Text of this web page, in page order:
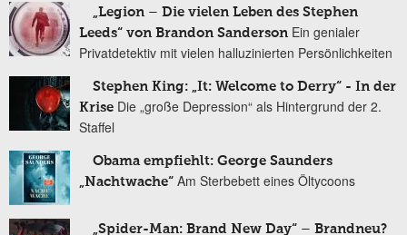
„Legion – Die vielen Leben des Stephen
Leeds“ von Brandon Sanderson Ein genialer
Privatdetektiv mit vielen halluzinierten Persönlichkeiten
Stephen King: „It: Welcome to Derry“ - In der
Krise Die „große Depression“ als Hintergrund der 2.
Staffel
Obama empfiehlt: George Saunders
„Nachtwache“ Am Sterbebett eines Öltycoons
„Spider-Man: Brand New Day“ – Brandneu?